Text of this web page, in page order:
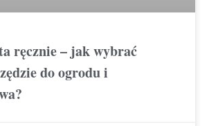
ręcznie – jak wybrać
do ogrodu i